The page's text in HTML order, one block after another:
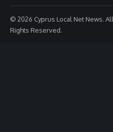
© 2026 Cyprus Local Net News. All
Rights Reserved.